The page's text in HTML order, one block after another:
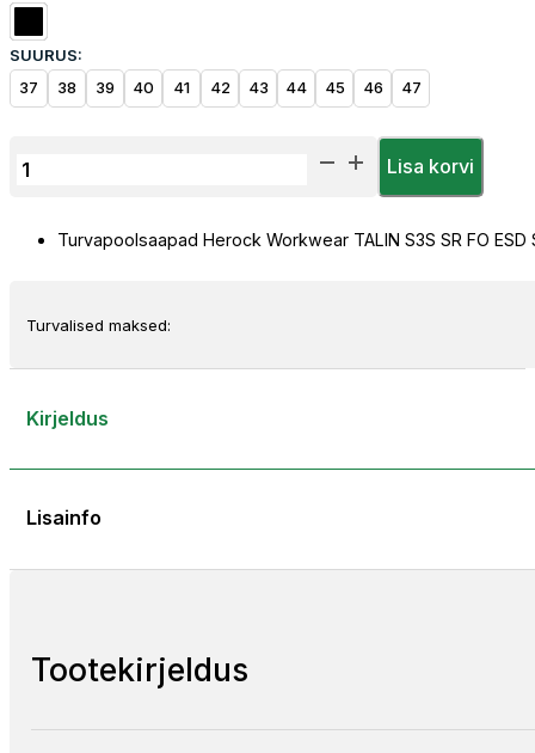
SUURUS:
37
38 39 40 41 42 43 44 45 46 47
Turvapoolsaapad
TALIN
FO
kogus
Lisa korvi
Turvapoolsaapad Herock Workwear TALIN S3S SR FO ESD
Turvalised maksed:
Kirjeldus
Lisainfo
Tootekirjeldus